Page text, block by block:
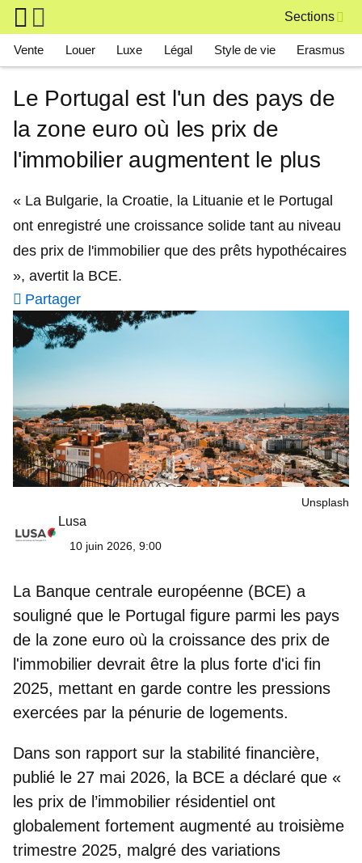
Skip to main content
Sections
Main navigation
Vente Louer Luxe Légal Style de vie Erasmus
Le Portugal est l'un des pays de
la zone euro où les prix de
l'immobilier augmentent le plus
« La Bulgarie, la Croatie, la Lituanie et le Portugal
ont enregistré une croissance solide tant au niveau
des prix de l'immobilier que des prêts hypothécaires
», avertit la BCE.
Partager
Unsplash
Lusa
10 juin 2026, 9:00
La Banque centrale européenne (BCE) a
souligné que le Portugal figure parmi les pays
de la zone euro où la croissance des prix de
l'immobilier devrait être la plus forte d'ici fin
2025, mettant en garde contre les pressions
exercées par la pénurie de logements.
Dans son rapport sur la stabilité financière,
publié le 27 mai 2026, la BCE a déclaré que «
les prix de l’immobilier résidentiel ont
globalement fortement augmenté au troisième
trimestre 2025, malgré des variations